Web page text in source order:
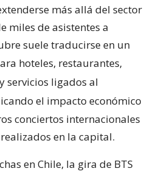
más allá del sector
miles de asistentes a
suele traducirse en un
hoteles, restaurantes,
servicios ligados al
el impacto económico
conciertos internacionales
en la capital.
en Chile, la gira de BTS